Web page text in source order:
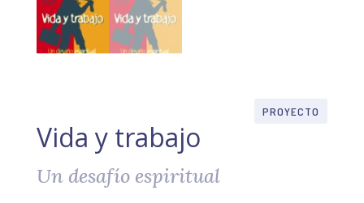
PROYECTO
Vida y trabajo
Un desafío espiritual